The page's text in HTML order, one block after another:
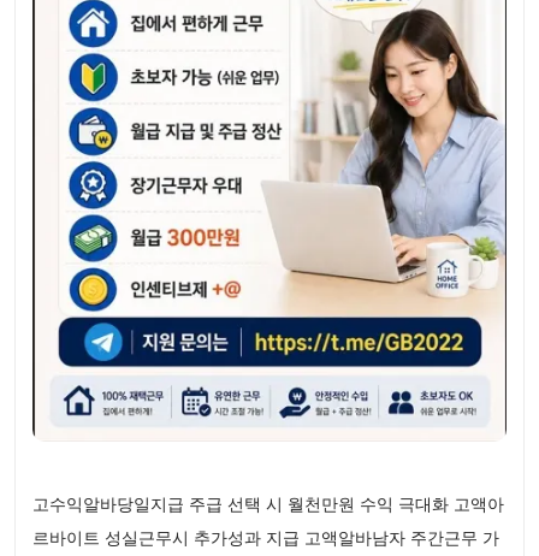
고수익알바당일지급 주급 선택 시 월천만원 수익 극대화 고액아
르바이트 성실근무시 추가성과 지급 고액알바남자 주간근무 가